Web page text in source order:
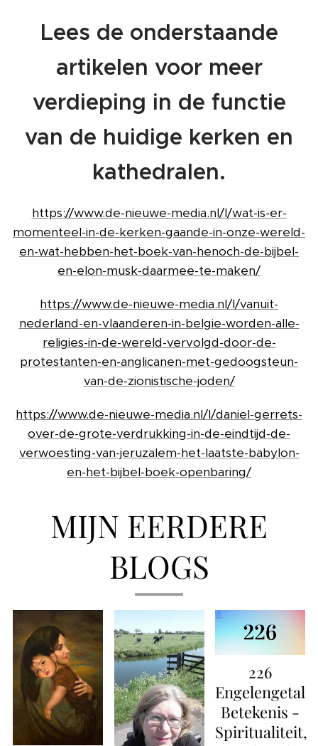
Lees de onderstaande
artikelen voor meer
verdieping in de functie
van de huidige kerken en
kathedralen.
https://www.de-nieuwe-media.nl/l/wat-is-er-
momenteel-in-de-kerken-gaande-in-onze-wereld-
en-wat-hebben-het-boek-van-henoch-de-bijbel-
en-elon-musk-daarmee-te-maken/
https://www.de-nieuwe-media.nl/l/vanuit-
nederland-en-vlaanderen-in-belgie-worden-alle-
religies-in-de-wereld-vervolgd-door-de-
protestanten-en-anglicanen-met-gedoogsteun-
van-de-zionistische-joden/
https://www.de-nieuwe-media.nl/l/daniel-gerrets-
over-de-grote-verdrukking-in-de-eindtijd-de-
verwoesting-van-jeruzalem-het-laatste-babylon-
en-het-bijbel-boek-openbaring/
MIJN EERDERE
BLOGS
226
Engelengetal
Betekenis -
Spiritualiteit,